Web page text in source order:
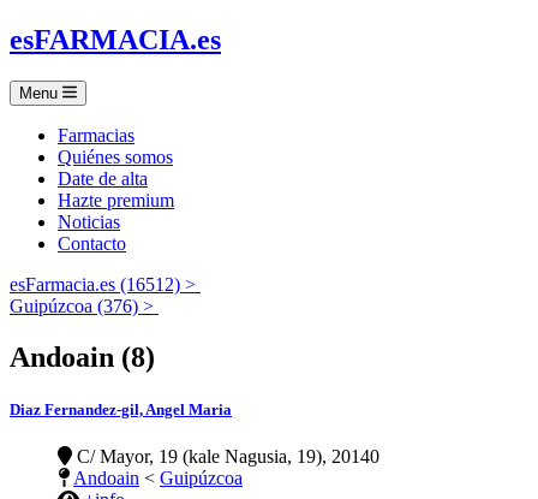
esFARMACIA.es
Menu
Farmacias
Quiénes somos
Date de alta
Hazte premium
Noticias
Contacto
esFarmacia.es (16512) >
Guipúzcoa (376) >
Andoain (8)
Diaz Fernandez-gil, Angel Maria
C/ Mayor, 19 (kale Nagusia, 19), 20140
Andoain < Guipúzcoa